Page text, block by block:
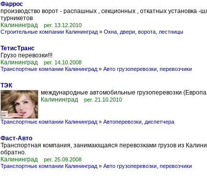
Фаррос
производство ворот - распашных , секционных , откатных установка -
турникетов
Калининград
рег. 13.12.2010
Строительные компании Калининград » Окна, двери, ворота, лестницы
ТетисТранс
Грузо перевозки!!!
Калининград
рег. 14.10.2008
Транспортные компании Калининград » Авто грузоперевозки, перевозчики
ТЭК
международные автомобильные грузоперевозки
Калининград
рег. 21.10.2010
Транспортные компании Калининград » Автоперевозки, диспетчера
Фаст-Авто
Транспортная компания, занимающаяся перевозками грузов из
обратно.
Калининград
рег. 25.09.2008
Транспортные компании Калининград » Авто грузоперевозки, перевозчики